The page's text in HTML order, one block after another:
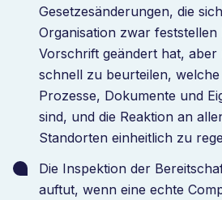
Gesetzesänderungen, die
Organisation zwar feststellen
Vorschrift geändert hat, aber
schnell zu beurteilen,
Prozesse, Dokumente und
sind, und die Reaktion an
Standorten einheitlich zu
Die Inspektion der
auftut, wenn eine echte